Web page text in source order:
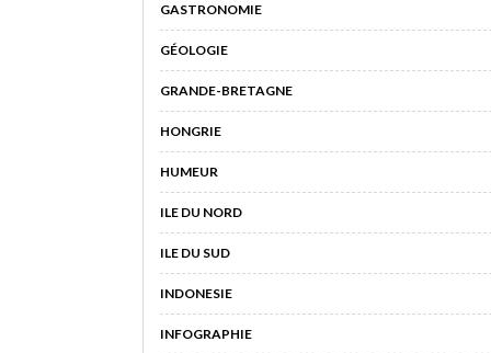
GASTRONOMIE
GÉOLOGIE
GRANDE-BRETAGNE
HONGRIE
HUMEUR
ILE DU NORD
ILE DU SUD
INDONESIE
INFOGRAPHIE